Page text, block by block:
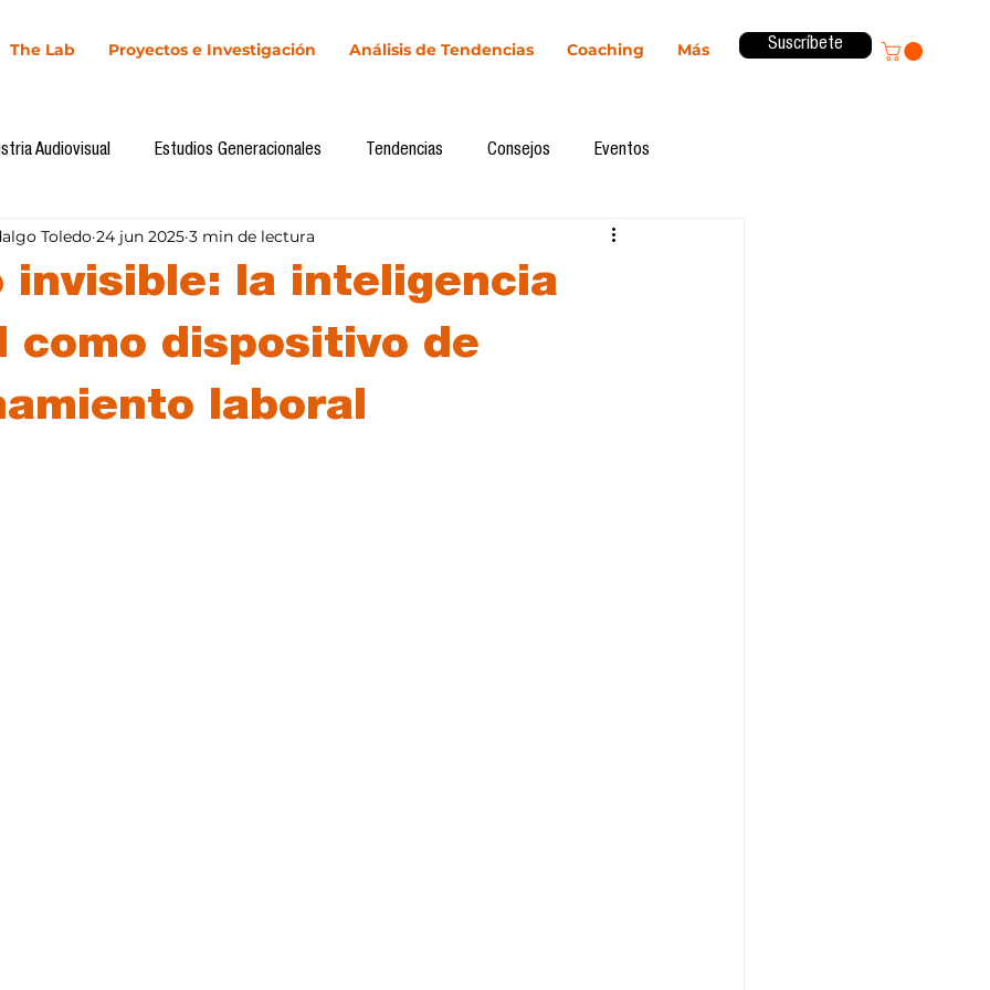
The Lab Proyectos e Investigación Análisis de Tendencias Coaching Más Suscríbete
Audiovisual Estudios Generacionales Tendencias Consejos Eventos
Cultura Digital Comunicación y Sociedad Innovación
Investigación CICA/Sintaxis
Casos de estudio Novedades Podcast
invisible: la inteligencia
dispositivo de
laboral
Toledo 24 jun 2025 3 min de lectura